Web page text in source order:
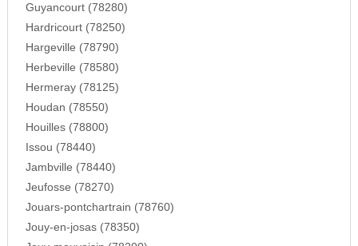
Guyancourt (78280)
Hardricourt (78250)
Hargeville (78790)
Herbeville (78580)
Hermeray (78125)
Houdan (78550)
Houilles (78800)
Issou (78440)
Jambville (78440)
Jeufosse (78270)
Jouars-pontchartrain (78760)
Jouy-en-josas (78350)